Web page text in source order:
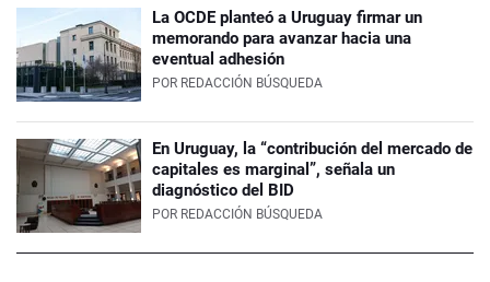
La OCDE planteó a Uruguay firmar un
memorando para avanzar hacia una
eventual adhesión
POR REDACCIÓN BÚSQUEDA
En Uruguay, la “contribución del mercado de
capitales es marginal”, señala un
diagnóstico del BID
POR REDACCIÓN BÚSQUEDA